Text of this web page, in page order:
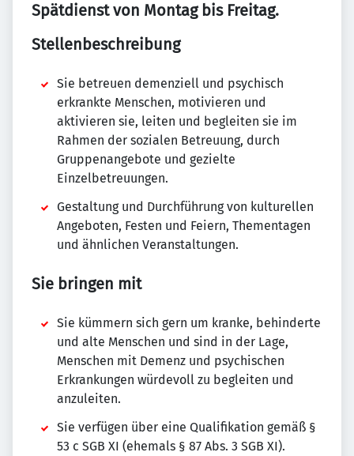
Spätdienst von Montag bis Freitag.
Stellenbeschreibung
Sie betreuen demenziell und psychisch
erkrankte Menschen, motivieren und
aktivieren sie, leiten und begleiten sie im
Rahmen der sozialen Betreuung, durch
Gruppenangebote und gezielte
Einzelbetreuungen.
Gestaltung und Durchführung von kulturellen
Angeboten, Festen und Feiern, Thementagen
und ähnlichen Veranstaltungen.
Sie bringen mit
Sie kümmern sich gern um kranke, behinderte
und alte Menschen und sind in der Lage,
Menschen mit Demenz und psychischen
Erkrankungen würdevoll zu begleiten und
anzuleiten.
Sie verfügen über eine Qualifikation gemäß §
53 c SGB XI (ehemals § 87 Abs. 3 SGB XI).